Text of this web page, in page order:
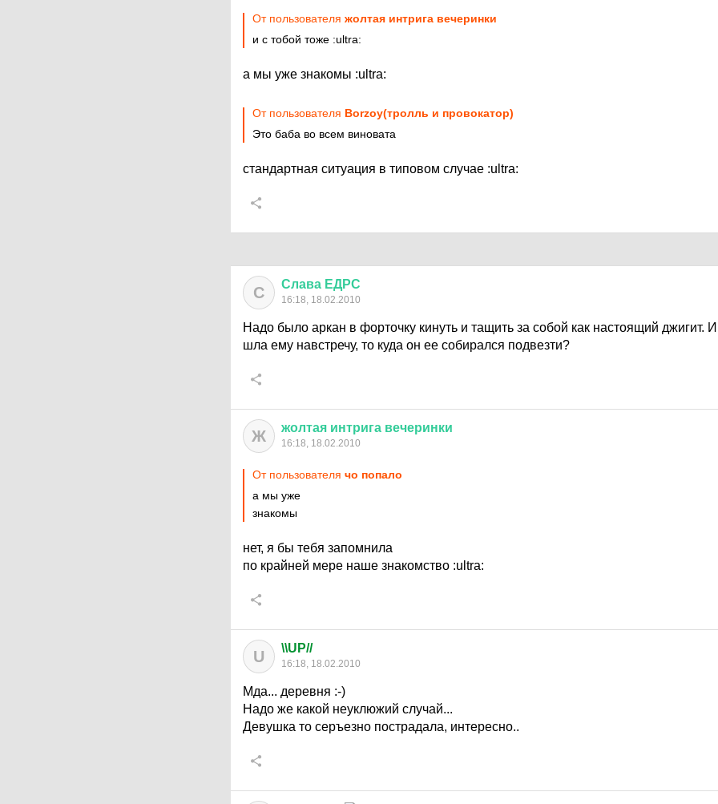
От пользователя жолтая интрига вечеринки
и с тобой тоже :ultra:
а мы уже знакомы :ultra:
От пользователя Borzoy(тролль и провокатор)
Это баба во всем виновата
стандартная ситуация в типовом случае :ultra:
С Слава ЕДРС
16:18, 18.02.2010
Надо было аркан в форточку кинуть и тащить за собой как настоящий джигит.
шла ему навстречу, то куда он ее собирался подвезти?
Ж жолтая интрига вечеринки
16:18, 18.02.2010
От пользователя чо попало
а мы уже
знакомы
нет, я бы тебя запомнила
по крайней мере наше знакомство :ultra:
U \\UP//
16:18, 18.02.2010
Мда... деревня :-)
Надо же какой неуклюжий случай...
Девушка то серъезно пострадала, интересно..